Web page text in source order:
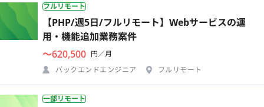
フルリモート
【PHP/週5日/フルリモート】Webサービスの運
用・機能追加業務案件
〜620,500 円／月
バックエンドエンジニア
フルリモート
一部リモート